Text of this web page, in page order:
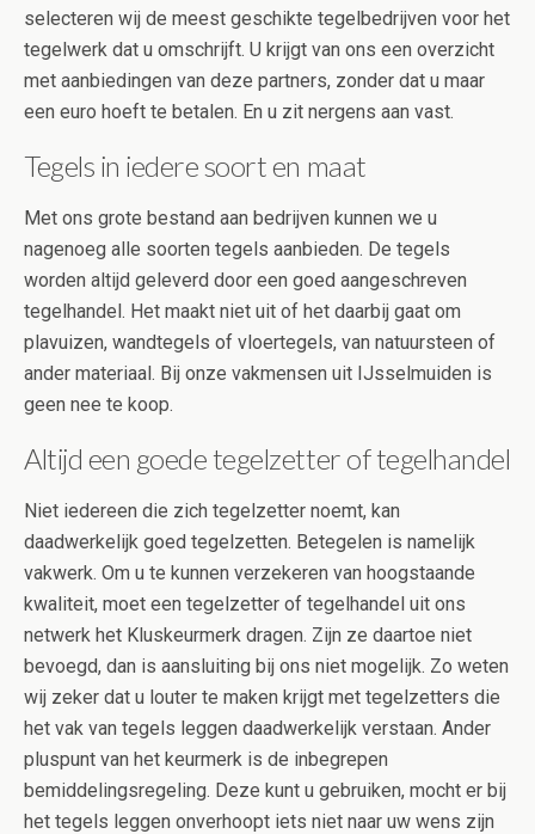
selecteren wij de meest geschikte tegelbedrijven voor het
tegelwerk dat u omschrijft. U krijgt van ons een overzicht
met aanbiedingen van deze partners, zonder dat u maar
een euro hoeft te betalen. En u zit nergens aan vast.
Tegels in iedere soort en maat
Met ons grote bestand aan bedrijven kunnen we u
nagenoeg alle soorten tegels aanbieden. De tegels
worden altijd geleverd door een goed aangeschreven
tegelhandel. Het maakt niet uit of het daarbij gaat om
plavuizen, wandtegels of vloertegels, van natuursteen of
ander materiaal. Bij onze vakmensen uit IJsselmuiden is
geen nee te koop.
Altijd een goede tegelzetter of tegelhandel
Niet iedereen die zich tegelzetter noemt, kan
daadwerkelijk goed tegelzetten. Betegelen is namelijk
vakwerk. Om u te kunnen verzekeren van hoogstaande
kwaliteit, moet een tegelzetter of tegelhandel uit ons
netwerk het Kluskeurmerk dragen. Zijn ze daartoe niet
bevoegd, dan is aansluiting bij ons niet mogelijk. Zo weten
wij zeker dat u louter te maken krijgt met tegelzetters die
het vak van tegels leggen daadwerkelijk verstaan. Ander
pluspunt van het keurmerk is de inbegrepen
bemiddelingsregeling. Deze kunt u gebruiken, mocht er bij
het tegels leggen onverhoopt iets niet naar uw wens zijn